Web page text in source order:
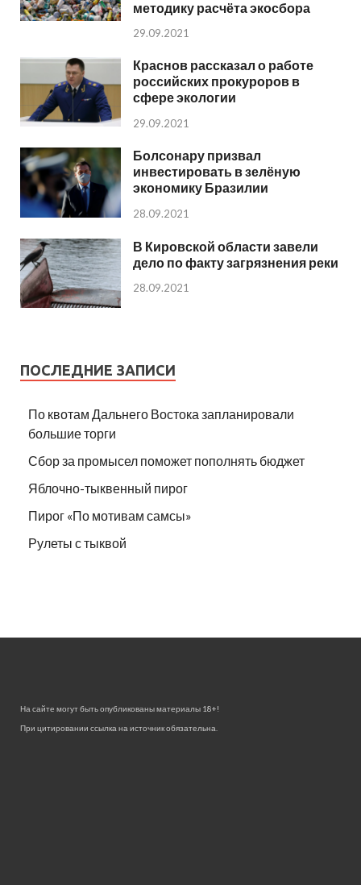
методику расчёта экосбора
29.09.2021
Краснов рассказал о работе
российских прокуроров в
сфере экологии
29.09.2021
Болсонару призвал
инвестировать в зелёную
экономику Бразилии
28.09.2021
В Кировской области завели
дело по факту загрязнения реки
28.09.2021
ПОСЛЕДНИЕ ЗАПИСИ
По квотам Дальнего Востока запланировали
большие торги
Сбор за промысел поможет пополнять бюджет
Яблочно-тыквенный пирог
Пирог «По мотивам самсы»
Рулеты с тыквой
На сайте могут быть опубликованы материалы 18+!
При цитировании ссылка на источник обязательна.